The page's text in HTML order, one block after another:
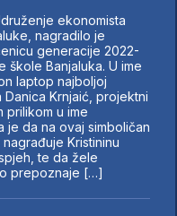
ekonomista
nagradilo je
generacije 2022-
škole Banjaluka. U ime
laptop najboljoj
Krnjaić, projektni
prilikom u ime
je da na ovaj simboličan
Kristininu
te da žele
prepoznaje […]